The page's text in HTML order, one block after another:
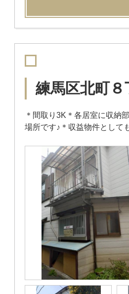
練馬区北町
＊間取り3K＊各居室に収納
場所です♪＊収益物件として